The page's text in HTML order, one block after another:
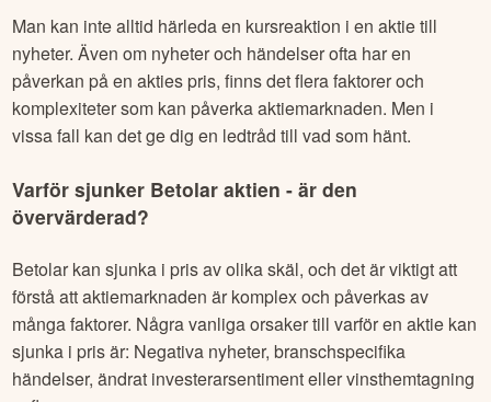
Man kan inte alltid härleda en kursreaktion i en aktie till
nyheter. Även om nyheter och händelser ofta har en
påverkan på en akties pris, finns det flera faktorer och
komplexiteter som kan påverka aktiemarknaden. Men i
vissa fall kan det ge dig en ledtråd till vad som hänt.
Varför sjunker Betolar aktien - är den
övervärderad?
Betolar kan sjunka i pris av olika skäl, och det är viktigt att
förstå att aktiemarknaden är komplex och påverkas av
många faktorer. Några vanliga orsaker till varför en aktie kan
sjunka i pris är: Negativa nyheter, branschspecifika
händelser, ändrat investerarsentiment eller vinsthemtagning